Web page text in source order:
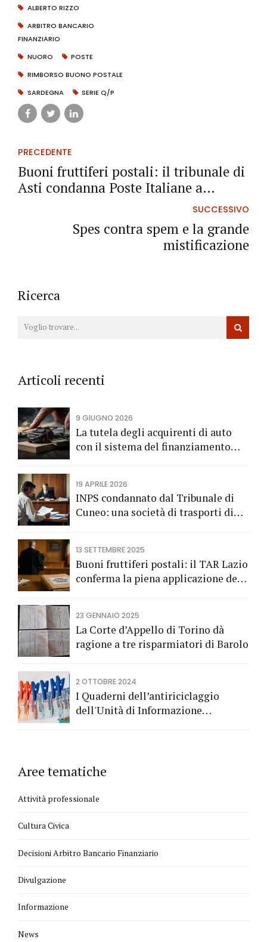
ALBERTO RIZZO
ARBITRO BANCARIO
FINANZIARIO
NUORO
POSTE
RIMBORSO BUONO POSTALE
SARDEGNA
SERIE Q/P
PRECEDENTE
Buoni fruttiferi postali: il tribunale di
Asti condanna Poste Italiane a
rimborsare anche gli ultimi 10 anni
delle serie “O” e “P”
SUCCESSIVO
Spes contra spem e la grande
mistificazione
Ricerca
Articoli recenti
9 GIUGNO 2026
La tutela degli acquirenti di auto
con il sistema del finanziamento
19 APRILE 2026
INPS condannato dal Tribunale di
Cuneo: una società di trasporti di
13 SETTEMBRE 2025
Buoni fruttiferi postali: il TAR Lazio
conferma la piena applicazione del
fruttiferi postali.
23 GENNAIO 2025
La Corte d’Appello di Torino dà
ragione a tre risparmiatori di Barolo
2 OTTOBRE 2024
I Quaderni dell’antiriciclaggio
dell'Unità di Informazione
Aree tematiche
Attività professionale
Cultura Civica
Decisioni Arbitro Bancario Finanziario
Divulgazione
Informazione
News